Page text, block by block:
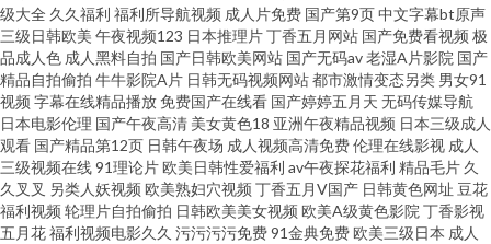
一二三四在线 欧美日韩 色色剧场 91爱搞屄 91蜜桃福利视频 91自慰网站 美日
欧韩一二三 四虎影院麻豆 91国产福利视频 91资源共享总站 国产ts伪娘资源
网站 久久高潮 欧洲骚一区 午夜在线97 91A成人色网 91青青草视频在线观看
99热无码导航 久久精c 丝袜扣逼套图内射 91秘密入口秘在线观看 超碰人91
级大全 久久福利 福利所导航视频 成人片免费 国产第9页中文字幕bt原声
三级日韩欧美 午夜视频123 日本推理片丁香五月网站 国产免费看视频 极
品成人色 成人黑料自拍 国产日韩欧美网站 国产无码av老湿A片影院 国产
精品自拍偷拍 牛牛影院A片 日韩无码视频网站都市激情变态另类 男女91
视频 字幕在线精品播放免费国产在线看 国产婷婷五月天 无码传媒导航
日本电影伦理 国产午夜高清 美女黄色18 亚洲午夜精品视频 日本三级成人
观看 国产精品第12页 日韩午夜场 成人视频高清免费伦理在线影视 成人
三级视频在线91理论片欧美日韩性爱福利 av午夜探花福利 精品毛片 久
久叉叉 另类人妖视频 欧美熟妇穴视频 丁香五月V国产 日韩黄色网址 豆花
福利视频 轮理片自拍偷拍 日韩欧美美女视频 欧美A级黄色影院 丁香影视
五月花福利视频电影久久 污污污污免费91金典免费欧美三级日本 成人